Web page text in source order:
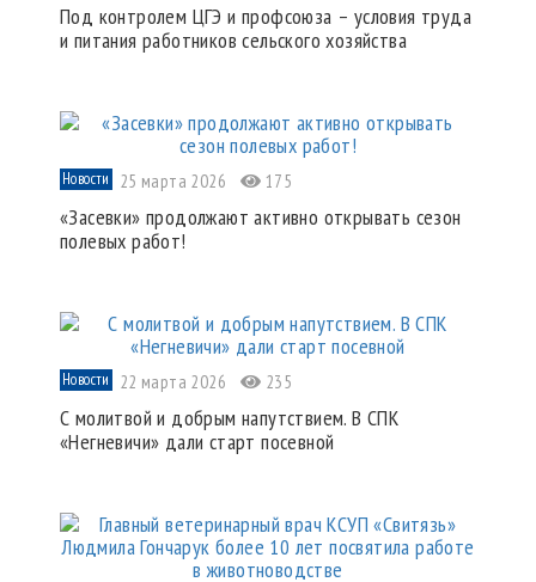
Под контролем ЦГЭ и профсоюза – условия труда
и питания работников сельского хозяйства
Новости 25 марта 2026 175
«Засевки» продолжают активно открывать сезон
полевых работ!
Новости 22 марта 2026 235
С молитвой и добрым напутствием. В СПК
«Негневичи» дали старт посевной